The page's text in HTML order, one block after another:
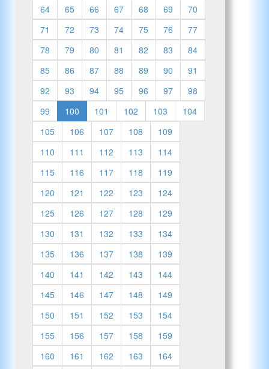
64
65 66 67 68 69
70
71
72 73 74 75 76
77
78
79 80 81 82 83
84
85
86 87 88 89 90
91
92
93 94 95 96 97
98
99
100 101 102 103
104
105
106 107 108
109
110
111 112 113
114
115
116 117 118
119
120
121 122 123
124
125
126 127 128
129
130
131 132 133
134
135
136 137 138
139
140
141 142 143
144
145
146 147 148
149
150
151 152 153
154
155
156 157 158
159
160
161 162 163
164